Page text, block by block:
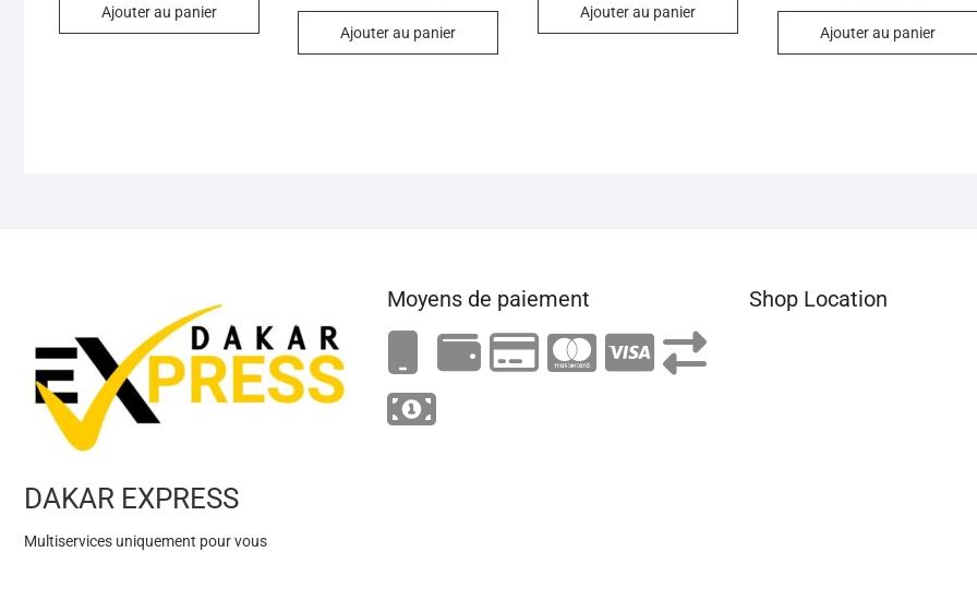
Ajouter au panier
Ajouter au panier
Ajouter au panier
Ajouter au panier
DAKAR EXPRESS
Multiservices uniquement pour vous
Moyens de paiement Shop Location